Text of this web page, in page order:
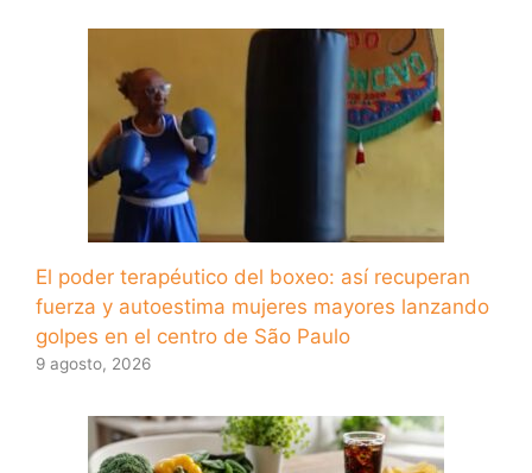
El poder terapéutico del boxeo: así recuperan
fuerza y ​​autoestima mujeres mayores lanzando
golpes en el centro de São Paulo
9 agosto, 2026